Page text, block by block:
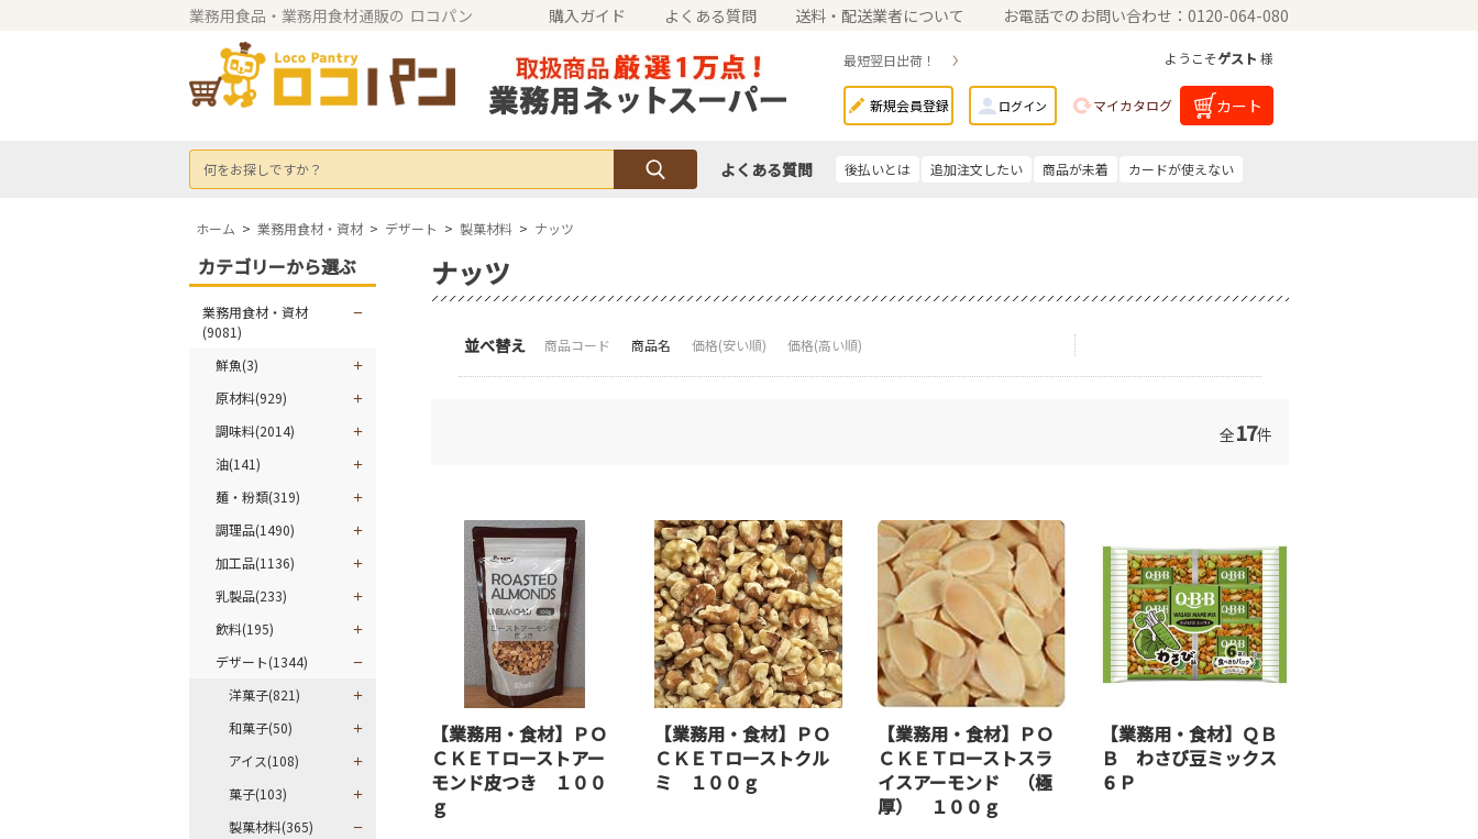
業務用食品・業務用食材通販の ロコパン 購入ガイド よくある質問 送料・配送業者について お電話でのお問い合わせ：0120-064-080
最短翌日出荷！ ようこそゲスト 様
新規会員登録 ログイン マイカタログ カート
何をお探しですか？ よくある質問 後払いとは 追加注文したい 商品が未着 カードが使えない
ホーム > 業務用食材・資材 > デザート > 製菓材料 > ナッツ
ナッツ
並べ替え 商品コード 商品名 価格(安い順) 価格(高い順)
全17件
【業務用・食材】ＰＯ
ＣＫＥＴローストアー
モンド皮つき １００
ｇ
【業務用・食材】ＰＯ
ＣＫＥＴローストクル
ミ １００ｇ
【業務用・食材】ＰＯ
ＣＫＥＴローストスラ
イスアーモンド （極
厚） １００ｇ
【業務用・食材】ＱＢ
Ｂ わさび豆ミックス
６Ｐ
カテゴリーから選ぶ
業務用食材・資材
(9081)
鮮魚(3)
原材料(929)
調味料(2014)
油(141)
麺・粉類(319)
調理品(1490)
加工品(1136)
乳製品(233)
飲料(195)
デザート(1344)
洋菓子(821)
和菓子(50)
アイス(108)
菓子(103)
製菓材料(365)